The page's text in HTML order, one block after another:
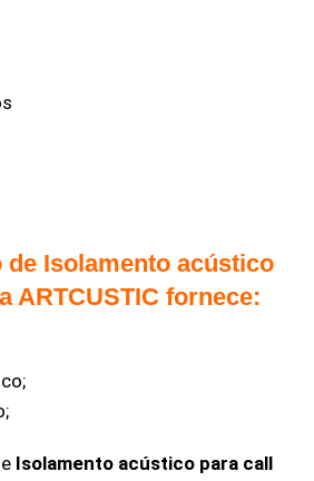
Isolamento acústico
ARTCUSTIC fornece:
Isolamento acústico para call